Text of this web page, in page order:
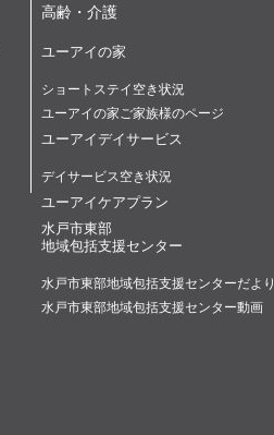
高齢・介護
ユーアイの家
ショートステイ空き状況
ユーアイの家ご家族様のページ
ユーアイデイサービス
デイサービス空き状況
ユーアイケアプラン
水戸市東部
地域包括支援センター
水戸市東部地域包括支援センターだより
水戸市東部地域包括支援センター動画